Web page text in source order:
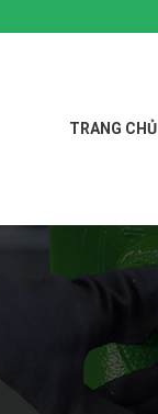
TRANG CHỦ